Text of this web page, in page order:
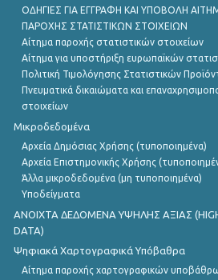
ΟΔΗΓΙΕΣ ΓΙΑ ΕΓΓΡΑΦΗ ΚΑΙ ΥΠΟΒΟΛΗ
ΠΑΡΟΧΗΣ ΣΤΑΤΙΣΤΙΚΩΝ ΣΤΟΙΧΕΙΩΝ
Αίτημα παροχής στατιστικών στοιχείων
Αίτημα για υποστήριξη ευρωπαϊκών
Πολιτική Τιμολόγησης Στατιστικών
Πνευματικά δικαιώματα και
στοιχείων
Μικροδεδομένα
Αρχεία Δημόσιας Χρήσης (τυποποιημένα)
Αρχεία Επιστημονικής Χρήσης
Άλλα μικροδεδομένα (μη τυποποιημένα)
Υποδείγματα
ANOIXTA ΔΕΔΟΜΕΝΑ ΥΨΗΛΗΣ ΑΞΙΑΣ
DATA)
Ψηφιακά Χαρτογραφικά Υπόβαθρα
Αίτημα παροχής χαρτογραφικών